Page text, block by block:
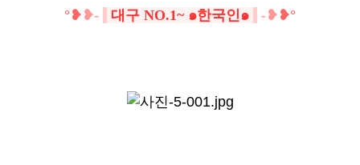
°❥ ❥- 대구 NO.1~ ๑한국인๑ -❥ ❥°